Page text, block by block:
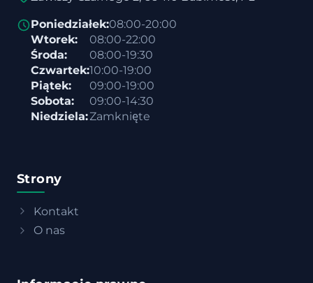
Poniedziałek:08:00-20:00
Wtorek:
08:00-22:00
Środa:
08:00-19:30
Czwartek:10:00-19:00
Piątek:
09:00-19:00
Sobota:
09:00-14:30
Niedziela:Zamknięte
Strony
Kontakt
O nas